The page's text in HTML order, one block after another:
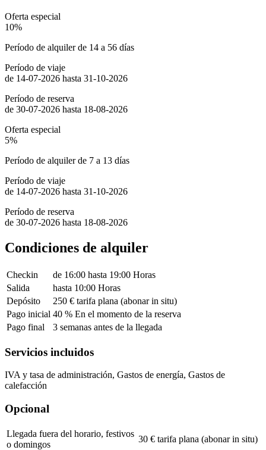
Oferta especial
10%
Período de alquiler de 14 a 56 días
Período de viaje
de 14-07-2026 hasta 31-10-2026
Período de reserva
de 30-07-2026 hasta 18-08-2026
Oferta especial
5%
Período de alquiler de 7 a 13 días
Período de viaje
de 14-07-2026 hasta 31-10-2026
Período de reserva
de 30-07-2026 hasta 18-08-2026
Condiciones de alquiler
Checkin
de 16:00 hasta 19:00 Horas
Salida
hasta 10:00 Horas
Depósito
250 € tarifa plana (abonar in situ)
Pago inicial 40 % En el momento de la reserva
Pago final
3 semanas antes de la llegada
Servicios incluidos
IVA y tasa de administración, Gastos de energía, Gastos de
calefacción
Opcional
Llegada fuera del horario, festivos
o domingos
30 € tarifa plana (abonar in situ)